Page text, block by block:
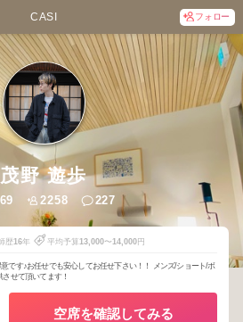
CASI フォロー
茂野 遊歩
2258 227
歴16年 平均予算13,000〜14,000円
です♪お任せでも安心してお任せ下さい！！ メンズ/ショート/ボ
せて頂いてます！
空席を確認してみる